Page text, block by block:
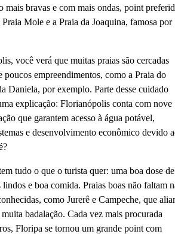
mais bravas e com mais ondas, point
Mole e a Praia da Joaquina, famosa por
você verá que muitas praias são cercadas
poucos empreendimentos, como a Praia do
Daniela, por exemplo. Parte desse cuidado
explicação: Florianópolis conta com nove
que garantem acesso à água potável,
e desenvolvimento econômico devido
tudo o que o turista quer: uma boa dose de
e boa comida. Praias boas não faltam
como Jurerê e Campeche, que
badalação. Cada vez mais procurada
Floripa se tornou um grande point com